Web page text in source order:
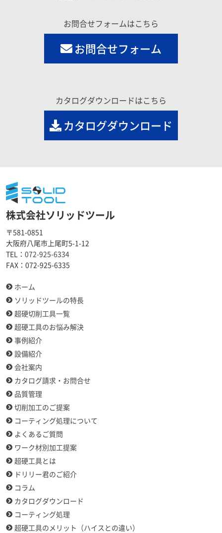
お問合せフォームはこちら
お問合せフォーム
カタログダウンロードはこちら
カタログダウンロード
株式会社ソリッドツール
〒581-0851
大阪府八尾市上尾町5-1-12
TEL： 072-925-6334
FAX： 072-925-6335
ホーム
ソリッドツールの特長
超硬切削工具一覧
超硬工具のお悩み解決
事例紹介
設備紹介
会社案内
カタログ請求・お問合せ
品質管理
切削加工のご提案
コーティング処理について
よくあるご質問
ワーク材別加工提案
超硬工具とは
ドリリー君のご紹介
コラム
カタログダウンロード
コーティング処理
超硬工具のメリット（ハイスとの違い）